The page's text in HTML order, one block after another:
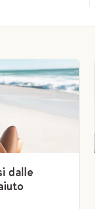
dalle